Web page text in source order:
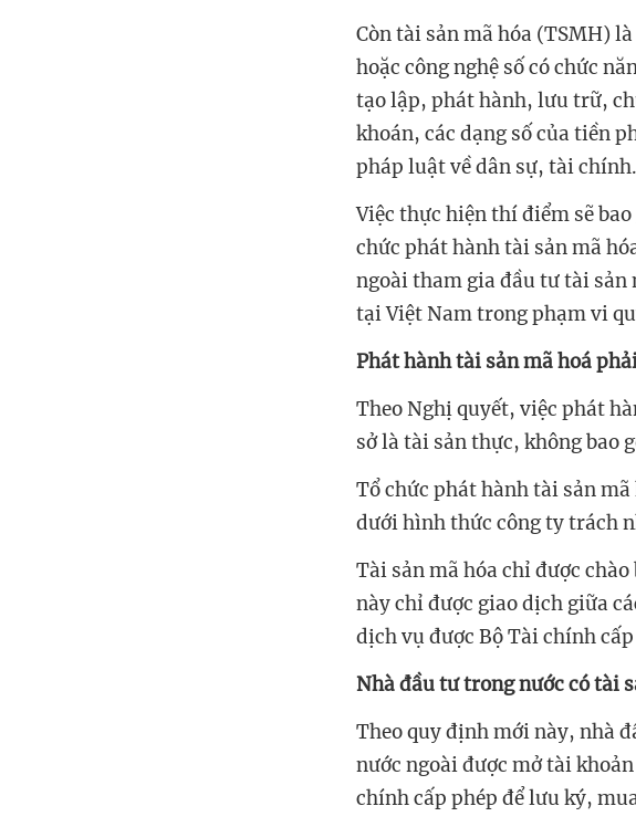
Còn tài sản mã hóa (TSMH)
hoặc công nghệ số có chức
tạo lập, phát hành, lưu trữ,
khoán, các dạng số của tiền
pháp luật về dân sự, tài chính.
Việc thực hiện thí điểm sẽ
chức phát hành tài sản mã
ngoài tham gia đầu tư tài sản
tại Việt Nam trong phạm vi
Phát hành tài sản mã hoá
Theo Nghị quyết, việc phát
sở là tài sản thực, không bao
Tổ chức phát hành tài sản mã
dưới hìnhthức công ty trách
Tài sản mã hóa chỉ được
nàychỉ được giao dịch giữa
dịch vụ được Bộ Tài chính
Nhà đầu tư trong nước cótài
Theo quy định mới này, nhà
nước ngoài được mở tài
chính cấp phép để lưu ký,